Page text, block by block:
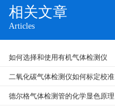
相关文章
Articles
如何选择和使用有机气体检测仪
二氧化碳气体检测仪如何标定校准
德尔格气体检测管的化学显色原理